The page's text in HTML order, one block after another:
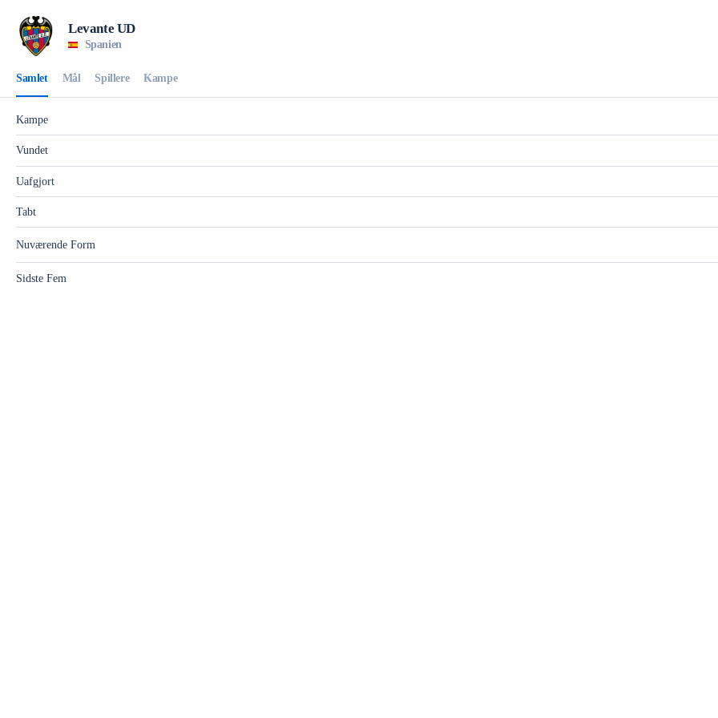
Levante UD
Spanien
Samlet Mål Spillere Kampe
Kampe
Vundet
Uafgjort
Tabt
Nuværende Form
Sidste Fem